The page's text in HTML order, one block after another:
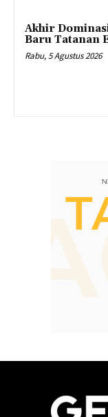
Akhir
Baru Tatanan
Rabu, 5 Agustus 2026